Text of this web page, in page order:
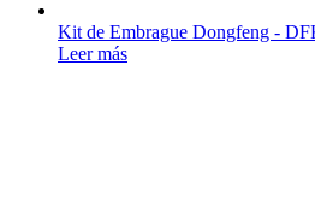
Kit de Embrague Dongfeng -
Leer más